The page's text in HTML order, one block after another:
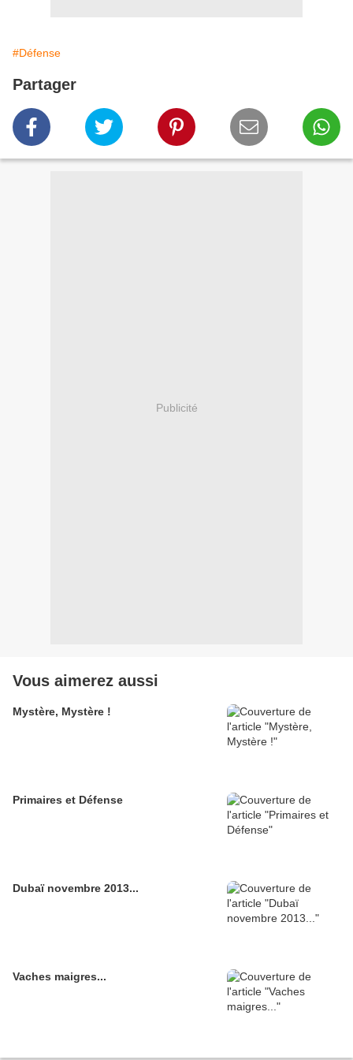
#Défense
Partager
Publicité
Vous aimerez aussi
Mystère, Mystère !
Primaires et Défense
Dubaï novembre 2013...
Vaches maigres...